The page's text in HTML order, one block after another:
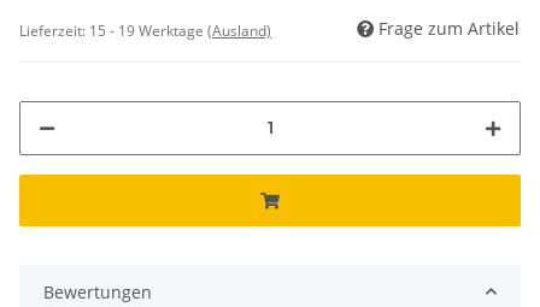
Lieferzeit: 15 - 19 Werktage (Ausland) Frage zum Artikel
Bewertungen